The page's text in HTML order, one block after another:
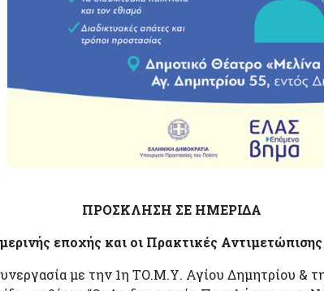
ΗΜΕΡΙΔΑ
εποχής και οι Πρακτικές
με την 1η ΤΟ.Μ.Υ. Αγίου Δημητρίου